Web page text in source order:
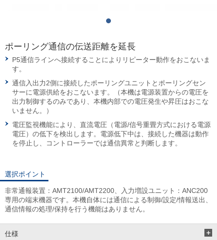
ポーリング通信の伝送距離を延長
P5通信ラインへ接続することによりリピーター動作をおこないま
す。
通信入出力2側に接続したポーリングユニットとポーリングセン
サーに電源供給をおこないます。（本機は電源装置からの電圧を
出力制御するのみであり、本機内部での電圧発生や昇圧はおこな
いません。）
電圧監視機能により、直流電圧（電源/信号重畳方式における電源
電圧）の低下を検出します。電源低下中は、接続した機器は動作
を停止し、コントローラーでは通信異常と判断します。
選択ポイント
非常通報装置：AMT2100/AMT2200、入力増設ユニット：ANC200
専用の端末機器です。本機自体には通信による制御/設定/情報送出、
通信情報の処理/保持を行う機能はありません。
仕様